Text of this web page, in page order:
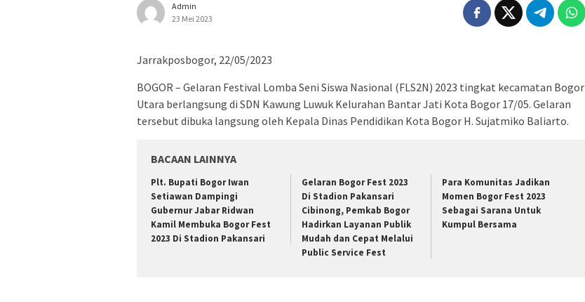
Admin
23 Mei 2023
Jarrakposbogor, 22/05/2023
BOGOR – Gelaran Festival Lomba Seni Siswa Nasional (FLS2N) 2023 tingkat kecamatan Bogor
Utara berlangsung di SDN Kawung Luwuk Kelurahan Bantar Jati Kota Bogor 17/05. Gelaran
tersebut dibuka langsung oleh Kepala Dinas Pendidikan Kota Bogor H. Sujatmiko Baliarto.
BACAAN LAINNYA
Plt. Bupati Bogor Iwan
Setiawan Dampingi
Gubernur Jabar Ridwan
Kamil Membuka Bogor Fest
2023 Di Stadion Pakansari
Gelaran Bogor Fest 2023
Di Stadion Pakansari
Cibinong, Pemkab Bogor
Hadirkan Layanan Publik
Mudah dan Cepat Melalui
Public Service Fest
Para Komunitas Jadikan
Momen Bogor Fest 2023
Sebagai Sarana Untuk
Kumpul Bersama